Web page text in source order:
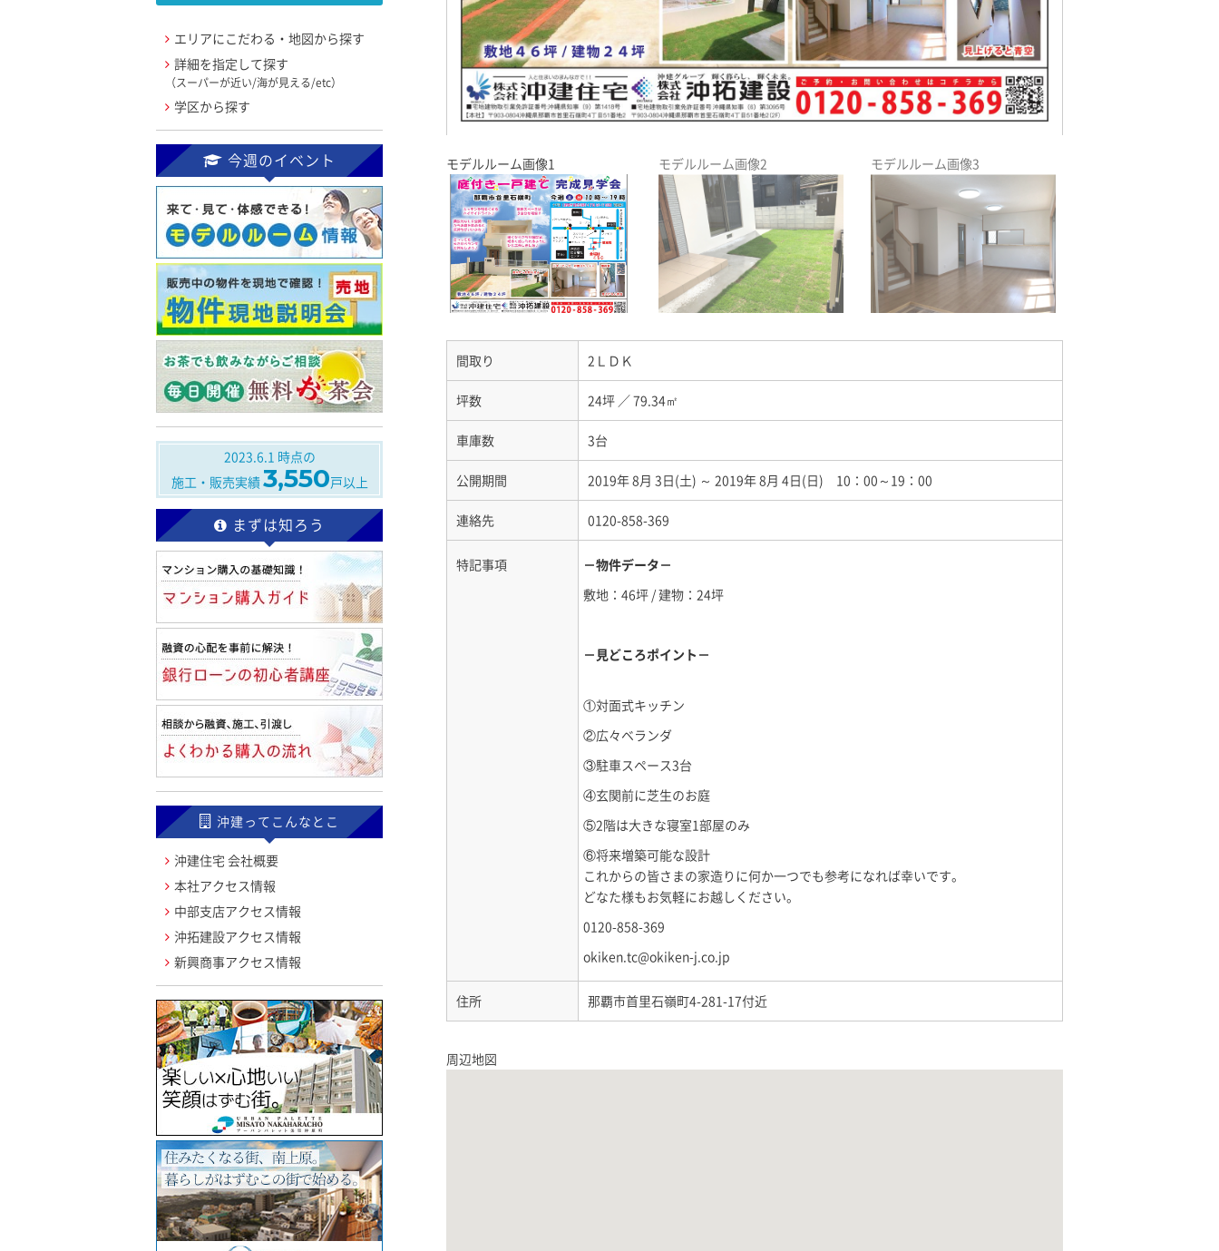
モデルルーム画像1 モデルルーム画像2 モデルルーム画像3
間取り 2ＬＤＫ
坪数 24坪 ／79.34㎡
車庫数 3台
公開期間 2019年 8月 3日(土) ～ 2019年 8月 4日(日) 10：00～19：00
連絡先 0120-858-369
特記事項
－物件データ－
敷地：46坪 / 建物：24坪
－見どころポイント－
①対面式キッチン
②広々ベランダ
③駐車スペース3台
④玄関前に芝生のお庭
⑤2階は大きな寝室1部屋のみ
⑥将来増築可能な設計
これからの皆さまの家造りに何か一つでも参考になれば幸いです。
どなた様もお気軽にお越しください。
0120-858-369
okiken.tc@okiken-j.co.jp
住所 那覇市首里石嶺町4-281-17付近
周辺地図
エリアにこだわる・地図から探す
詳細を指定して探す
（スーパーが近い/海が見える/etc）
学区から探す
今週のイベント
2023.6.1 時点の
施工・販売実績3,550戸以上
まずは知ろう
沖建ってこんなとこ
沖建住宅 会社概要
本社アクセス情報
中部支店アクセス情報
沖拓建設アクセス情報
新興商事アクセス情報